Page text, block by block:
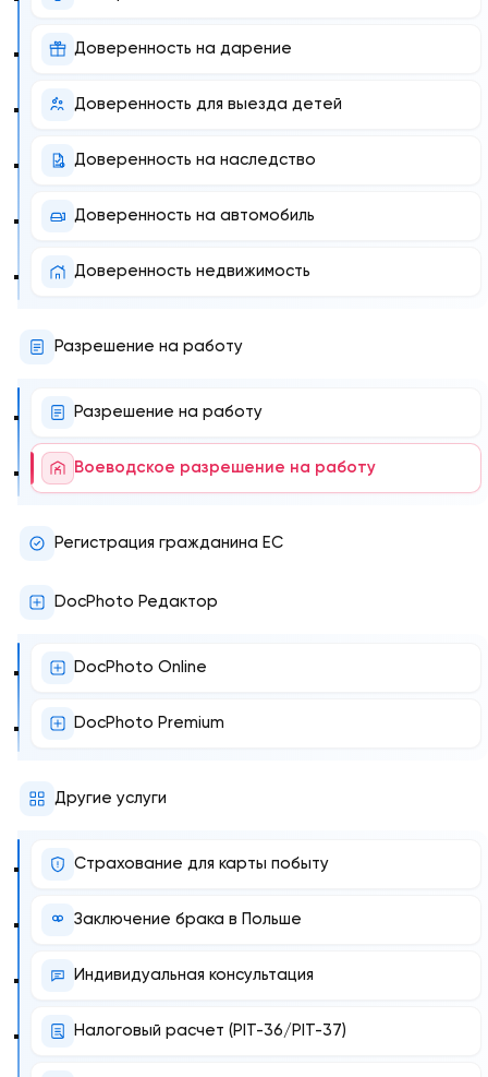
Доверенность на дарение
Доверенность для выезда детей
Доверенность на наследство
Доверенность на автомобиль
Доверенность недвижимость
Разрешение на работу
Разрешение на работу
Воеводское разрешение на работу
Регистрация гражданина ЕС
DocPhoto Редактор
DocPhoto Online
DocPhoto Premium
Другие услуги
Страхование для карты побыту
Заключение брака в Польше
Индивидуальная консультация
Налоговый расчет (PIT-36/PIT-37)